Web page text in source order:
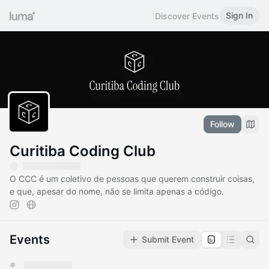
Discover Events Sign In
Follow
Curitiba Coding Club
​O CCC é um coletivo de pessoas que querem construir coisas,
e que, apesar do nome, não se limita apenas a código.
Events Submit Event